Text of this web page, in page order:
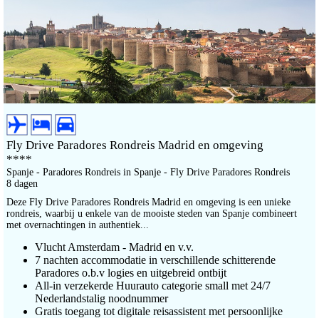
Fly Drive Paradores Rondreis Madrid en omgeving
****
Spanje - Paradores Rondreis in Spanje - Fly Drive Paradores Rondreis
8 dagen
Deze Fly Drive Paradores Rondreis Madrid en omgeving is een unieke
rondreis, waarbij u enkele van de mooiste steden van Spanje combineert
met overnachtingen in authentiek...
Vlucht Amsterdam - Madrid en v.v.
7 nachten accommodatie in verschillende schitterende
Paradores o.b.v logies en uitgebreid ontbijt
All-in verzekerde Huurauto categorie small met 24/7
Nederlandstalig noodnummer
Gratis toegang tot digitale reisassistent met persoonlijke